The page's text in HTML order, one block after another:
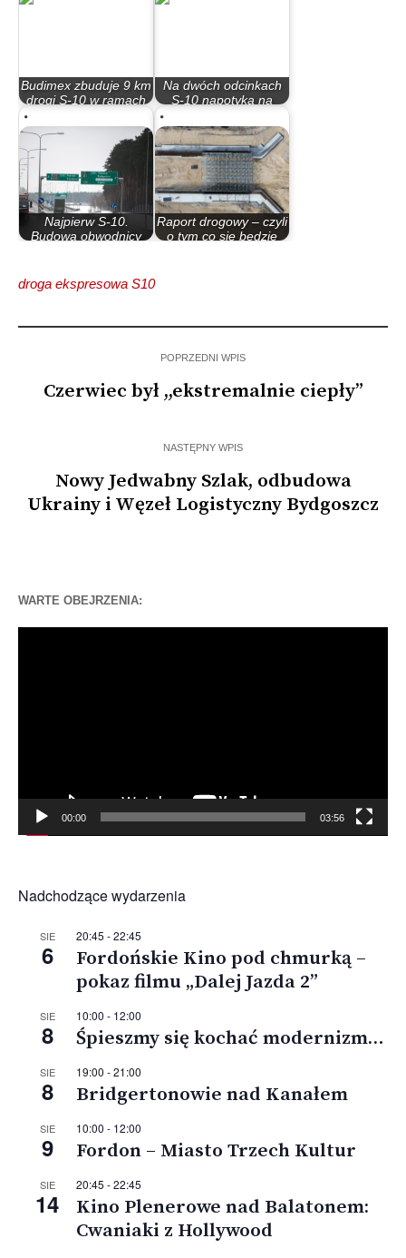
Budimex zbuduje 9 km
drogi S-10 w ramach
Na dwóch odcinkach
S-10 napotyka na
Najpierw S-10.
Budowa obwodnicy
Raport drogowy – czyli
o tym co się będzie
droga ekspresowa S10
POPRZEDNI WPIS
Czerwiec był ,,ekstremalnie ciepły”
NASTĘPNY WPIS
Nowy Jedwabny Szlak, odbudowa
Ukrainy i Węzeł Logistyczny Bydgoszcz
WARTE OBEJRZENIA:
00:00 03:56
Nadchodzące wydarzenia
SIE
6
20:45 -22:45
Fordońskie Kino pod chmurką –
pokaz filmu „Dalej Jazda 2”
SIE
8
10:00 - 12:00
Śpieszmy się kochać modernizm…
SIE
8
19:00 -21:00
Bridgertonowie nad Kanałem
SIE
9
10:00 - 12:00
Fordon – Miasto Trzech Kultur
SIE
14
20:45 -22:45
Kino Plenerowe nad Balatonem:
Cwaniaki z Hollywood